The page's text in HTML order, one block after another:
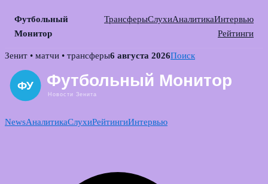
Футбольный
Монитор
ТрансферыСлухиАналитикаИнтервью
Рейтинги
Skip
content
Зенит • матчи • трансферы6 августа 2026Поиск
NewsАналитикаСлухиРейтингиИнтервью